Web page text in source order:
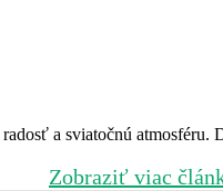
a sviatočnú atmosféru.
Zobraziť viac